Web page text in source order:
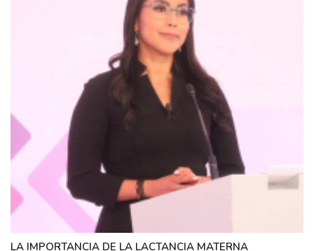
LA IMPORTANCIA DE LA LACTANCIA MATERNA